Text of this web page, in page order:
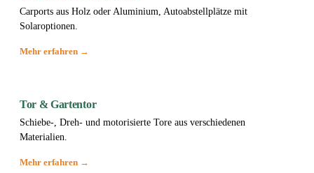
Carports aus Holz oder Aluminium, Autoabstellplätze mit
Solaroptionen.
Mehr erfahren →
Tor & Gartentor
Schiebe-, Dreh- und motorisierte Tore aus verschiedenen
Materialien.
Mehr erfahren →